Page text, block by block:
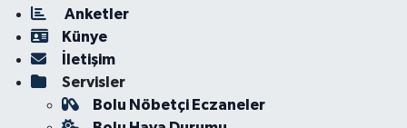
Anketler
Künye
İletişim
Servisler
Bolu Nöbetçi Eczaneler